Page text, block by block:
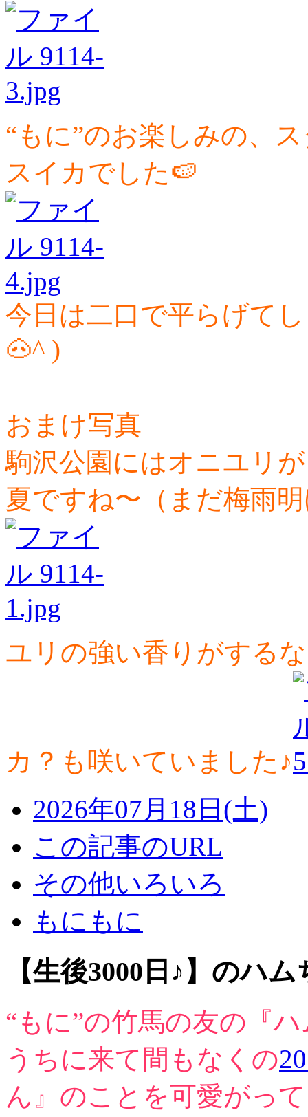
“もに”のお楽しみの、
スイカでした🍉
今日は二口で平らげて
🐽^ )
おまけ写真
駒沢公園にはオニユリ
夏ですね〜（まだ梅雨
ユリの強い香りがする
カ？も咲いていました♪
2026年07月18日(土)
この記事のURL
その他いろいろ
もにもに
【生後3000日♪】のハ
“もに”の竹馬の友の『
うちに来て間もなくの
ん』のことを可愛がっ